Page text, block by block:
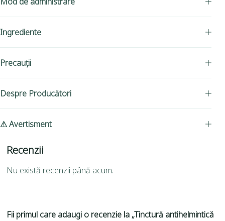
Ingrediente
Precauții
Despre Producători
⚠ Avertisment
Recenzii
Nu există recenzii până acum.
Fii primul care adaugi o recenzie la „Tinctură antihelmintică